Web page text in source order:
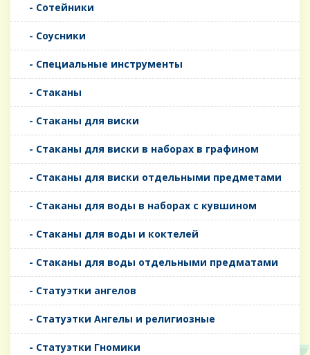
- Сотейники
- Соусники
- Специальные инструменты
- Стаканы
- Стаканы для виски
- Стаканы для виски в наборах в графином
- Стаканы для виски отдельными предметами
- Стаканы для воды в наборах с кувшином
- Стаканы для воды и коктелей
- Стаканы для воды отдельными предматами
- Статуэтки ангелов
- Статуэтки Ангелы и религиозные
- Статуэтки Гномики